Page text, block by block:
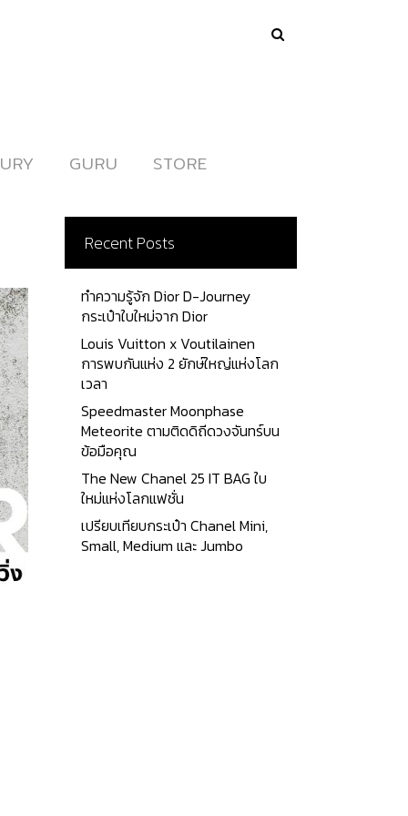
GURU
GURU STORE
STORE
Recent Posts
ทำความรู้จัก Dior D-Journey
กระเป๋าใบใหม่จาก Dior
Louis Vuitton x Voutilainen
การพบกันแห่ง 2 ยักษ์ใหญ่แห่งโลก
เวลา
Speedmaster Moonphase
Meteorite ตามติดดิถีดวงจันทร์บน
ข้อมือคุณ
The New Chanel 25 IT BAG ใบ
ใหม่แห่งโลกแฟชั่น
เปรียบเทียบกระเป๋า Chanel Mini,
Small, Medium และ Jumbo